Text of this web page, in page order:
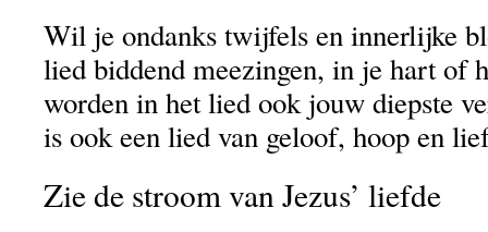
Wil je ondanks twijfels en innerlijke
lied biddend meezingen, in je hart of
worden in het lied ook jouw diepste
is ook een lied van geloof, hoop en
Zie de stroom van Jezus’ liefde